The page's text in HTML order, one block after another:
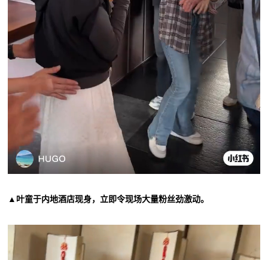
▲叶童于内地酒店现身，立即令现场大量粉丝劲激动。